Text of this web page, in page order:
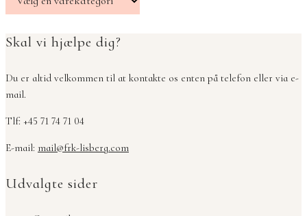
Skal vi hjælpe dig?
Du er altid velkommen til at kontakte os enten på telefon eller via e-
mail.
Tlf: +45 71 74 71 04
E-mail: mail@frk-lisberg.com
Udvalgte sider